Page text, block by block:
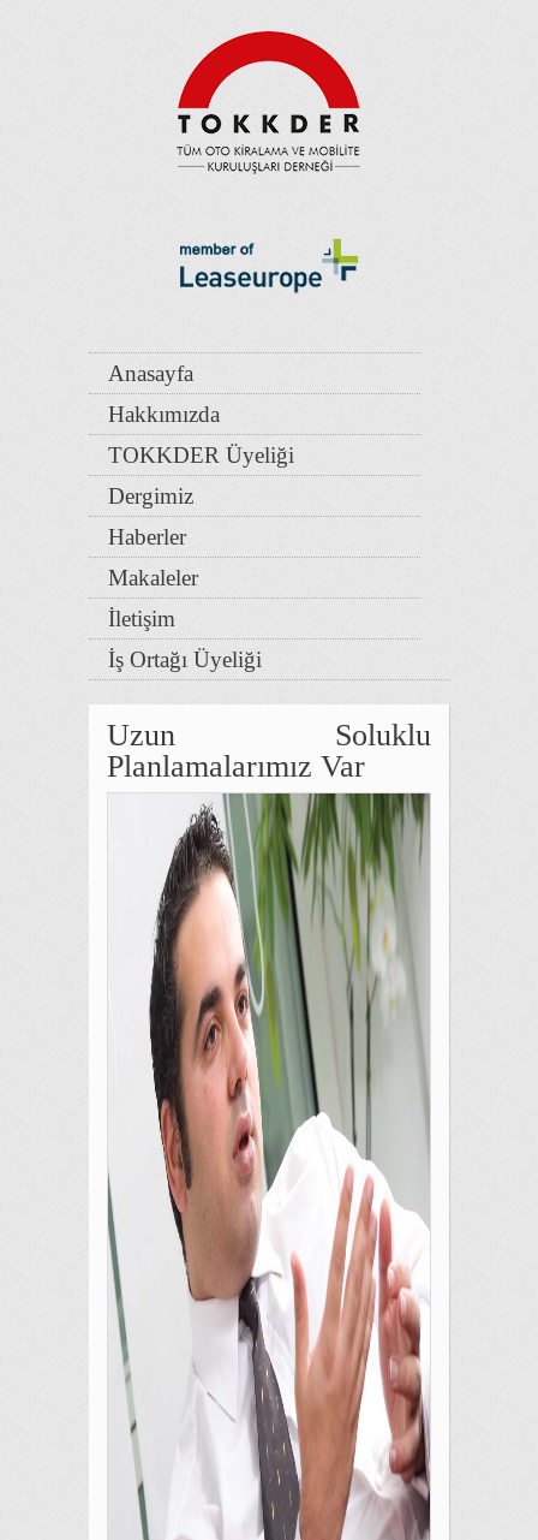
Anasayfa
Hakkımızda
TOKKDER Üyeliği
Dergimiz
Haberler
Makaleler
İletişim
İş Ortağı Üyeliği
Uzun Soluklu
Planlamalarımız Var